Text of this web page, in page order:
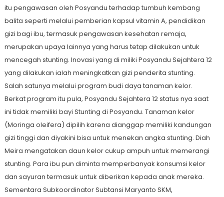
itu pengawasan oleh Posyandu terhadap tumbuh kembang
balita seperti melalui pemberian kapsul vitamin A, pendidikan
gizi bagi ibu, termasuk pengawasan kesehatan remaja,
merupakan upaya lainnya yang harus tetap dilakukan untuk
mencegah stunting. Inovasi yang di miliki Posyandu Sejahtera 12
yang dilakukan ialah meningkatkan gizi penderita stunting.
Salah satunya melalui program budi daya tanaman kelor.
Berkat program itu pula, Posyandu Sejahtera 12 status nya saat
ini tidak memiliki bayi Stunting di Posyandu. Tanaman kelor
(Moringa oleifera) dipilih karena dianggap memiliki kandungan
gizi tinggi dan diyakini bisa untuk menekan angka stunting. Diah
Meira mengatakan daun kelor cukup ampuh untuk memerangi
stunting. Para ibu pun diminta memperbanyak konsumsi kelor
dan sayuran termasuk untuk diberikan kepada anak mereka.
Sementara Subkoordinator Subtansi Maryanto SKM,